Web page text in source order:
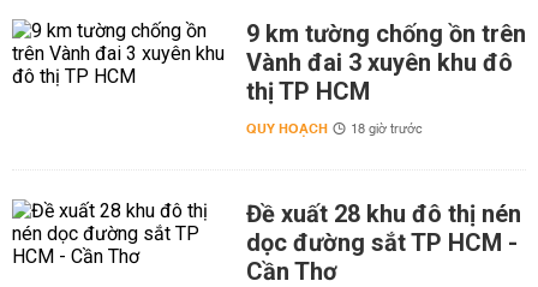
9 km tường chống ồn trên
Vành đai 3 xuyên khu đô
thị TP HCM
QUY HOẠCH 18 giờ trước
Đề xuất 28 khu đô thị nén
dọc đường sắt TP HCM -
Cần Thơ